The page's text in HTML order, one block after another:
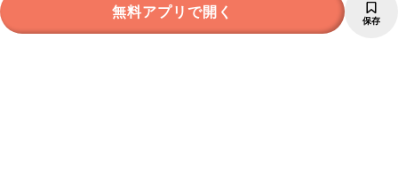
無料アプリで開く 保存